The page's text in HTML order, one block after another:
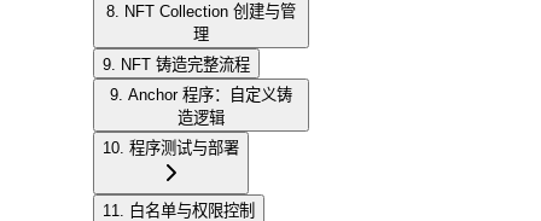
8. NFT Collection 创建与管
理
9. NFT 铸造完整流程
9. Anchor 程序：自定义铸
造逻辑
10. 程序测试与部署
11. 白名单与权限控制